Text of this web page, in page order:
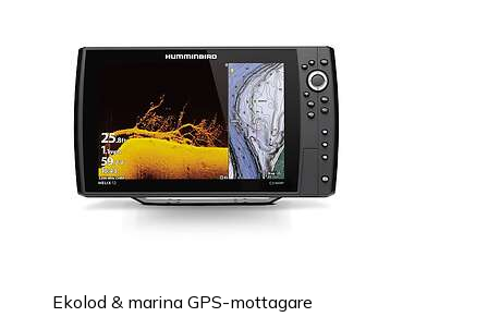
Ekolod & marina GPS-mottagare